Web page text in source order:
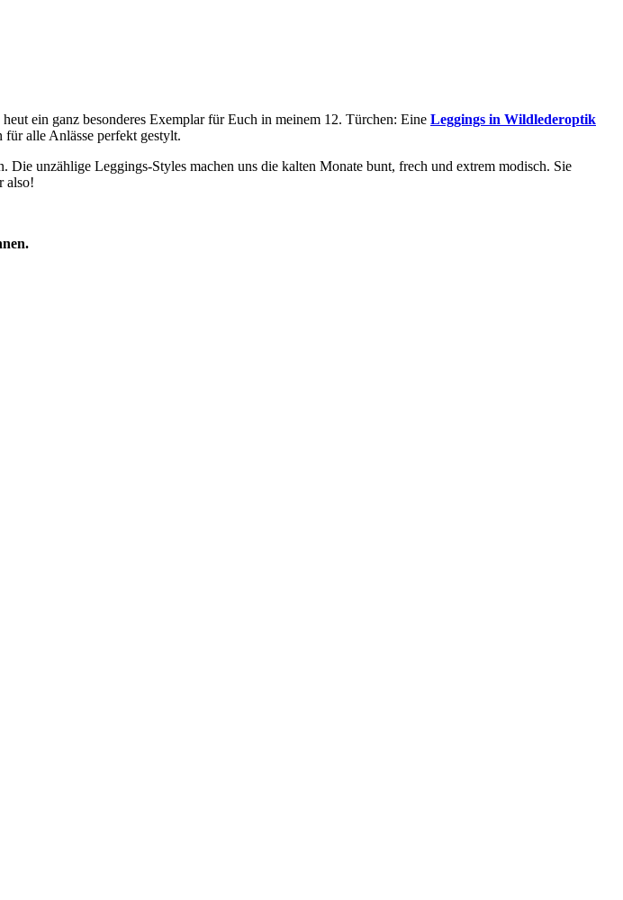
ein ganz besonderes Exemplar für Euch in meinem 12. Türchen: Eine Leggings in Wildlederoptik
alle Anlässe perfekt gestylt.
unzählige Leggings-Styles machen uns die kalten Monate bunt, frech und extrem modisch. Sie
also!